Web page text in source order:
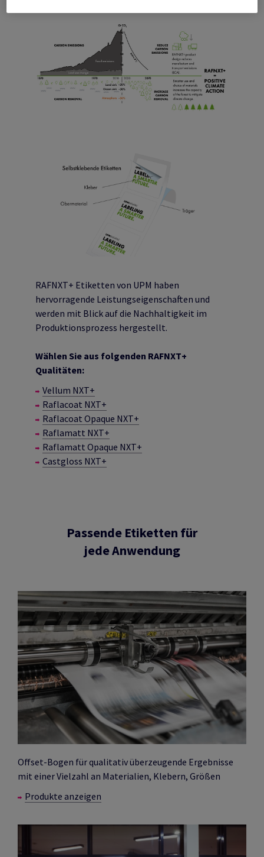
RAFNXT+ Etiketten von UPM haben
hervorragende Leistungseigenschaften und
werden mit Blick auf die Nachhaltigkeit im
Produktionsprozess hergestellt.
Wählen Sie aus folgenden RAFNXT+
Qualitäten:
Vellum NXT+
Raflacoat NXT+
Raflacoat Opaque NXT+
Raflamatt NXT+
Raflamatt Opaque NXT+
Castgloss NXT+
Passende Etiketten für
jede Anwendung
Offset-Bogen für qualitativ überzeugende Ergebnisse
mit einer Vielzahl an Materialien, Klebern, Größen
Produkte anzeigen